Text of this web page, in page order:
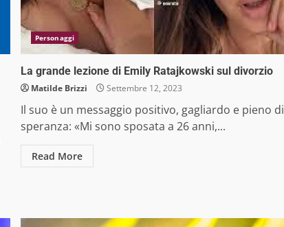
Personaggi
La grande lezione di Emily Ratajkowski sul divorzio
Matilde Brizzi Settembre 12, 2023
Il suo è un messaggio positivo, gagliardo e pieno di
speranza: «Mi sono sposata a 26 anni,...
Read More